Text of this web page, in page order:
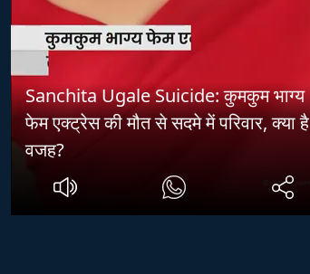
Sanchita Ugale Suicide: कुमकुम भाग्य
फेम एक्ट्रेस की मौत से सदमे में परिवार, क्या है
वजह?